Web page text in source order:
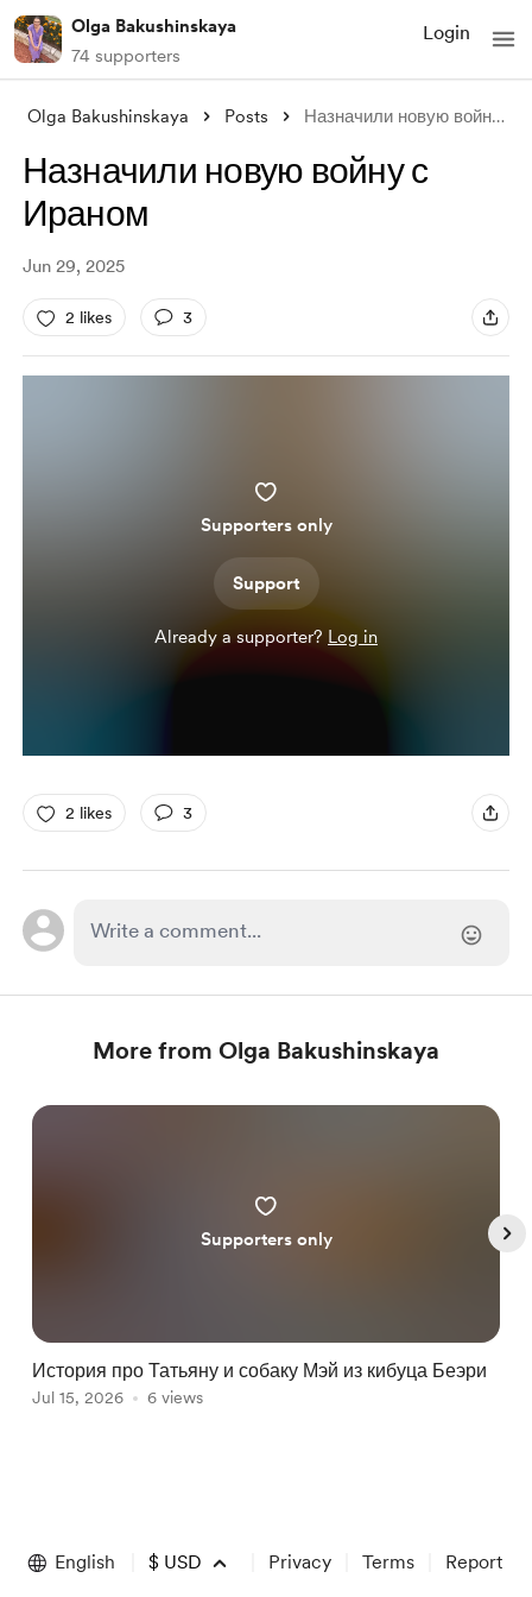
Olga Bakushinskaya
74 supporters
Login
Olga Bakushinskaya Posts Назначили новую войну с Ираном
Назначили новую войну с
Ираном
Jun 29, 2025
2 likes 3
Supporters only
Support
Already a supporter? Log in
2 likes 3
More from Olga Bakushinskaya
Supporters only
История про Татьяну и собаку Мэй из кибуца Беэри
Jul 15, 2026 6 views
of
English $ USD Privacy Terms Report